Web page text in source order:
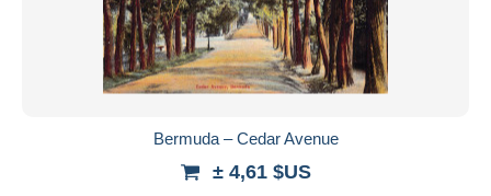
Bermuda – Cedar Avenue
± 4,61 $US